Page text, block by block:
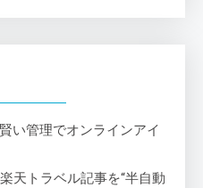
い管理でオンラインアイ
天トラベル記事を“半自動